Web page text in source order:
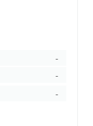
-
-
-